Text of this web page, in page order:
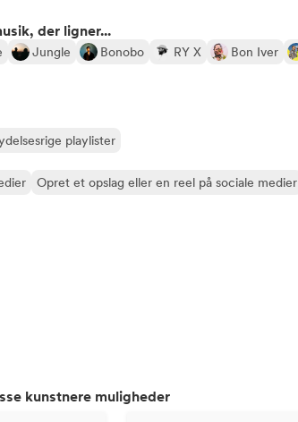
der ligner...
Jungle Bonobo RY X Bon Iver
playlister
Opret et opslag eller en reel på sociale medier
kunstnere muligheder